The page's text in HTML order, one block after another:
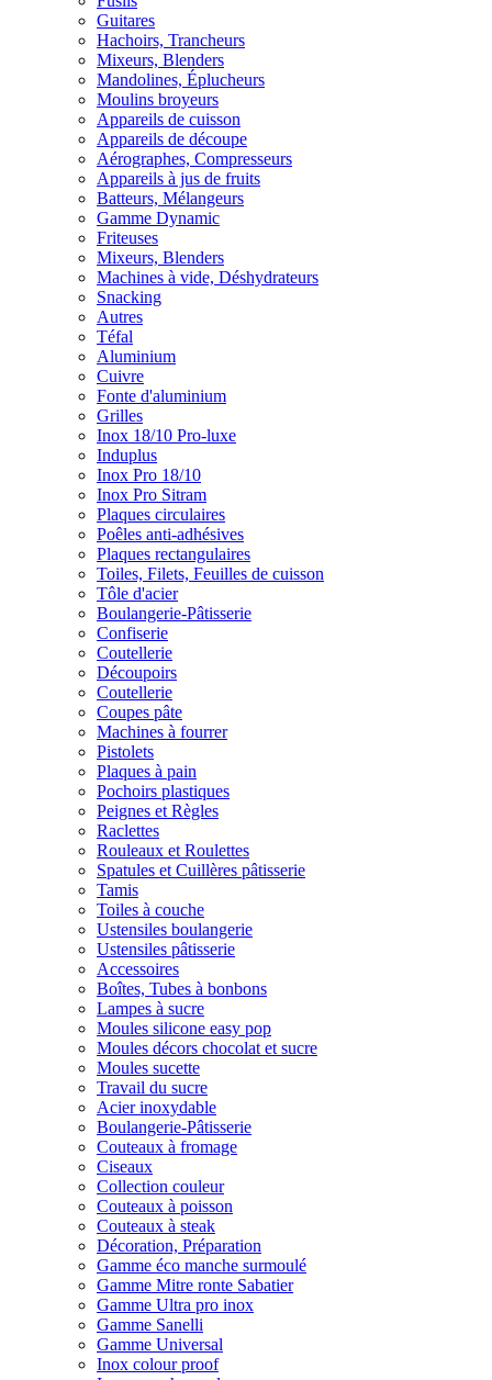
Guitares
Hachoirs, Trancheurs
Mixeurs, Blenders
Mandolines, Éplucheurs
Moulins broyeurs
Appareils de cuisson
Appareils de découpe
Aérographes, Compresseurs
Appareils à jus de fruits
Batteurs, Mélangeurs
Gamme Dynamic
Friteuses
Mixeurs, Blenders
Machines à vide, Déshydrateurs
Snacking
Autres
Téfal
Aluminium
Cuivre
Fonte d'aluminium
Grilles
Inox 18/10 Pro-luxe
Induplus
Inox Pro 18/10
Inox Pro Sitram
Plaques circulaires
Poêles anti-adhésives
Plaques rectangulaires
Toiles, Filets, Feuilles de cuisson
Tôle d'acier
Boulangerie-Pâtisserie
Confiserie
Coutellerie
Découpoirs
Coutellerie
Coupes pâte
Machines à fourrer
Pistolets
Plaques à pain
Pochoirs plastiques
Peignes et Règles
Raclettes
Rouleaux et Roulettes
Spatules et Cuillères pâtisserie
Tamis
Toiles à couche
Ustensiles boulangerie
Ustensiles pâtisserie
Accessoires
Boîtes, Tubes à bonbons
Lampes à sucre
Moules silicone easy pop
Moules décors chocolat et sucre
Moules sucette
Travail du sucre
Acier inoxydable
Boulangerie-Pâtisserie
Couteaux à fromage
Ciseaux
Collection couleur
Couteaux à poisson
Couteaux à steak
Décoration, Préparation
Gamme éco manche surmoulé
Gamme Mitre ronte Sabatier
Gamme Ultra pro inox
Gamme Sanelli
Gamme Universal
Inox colour proof